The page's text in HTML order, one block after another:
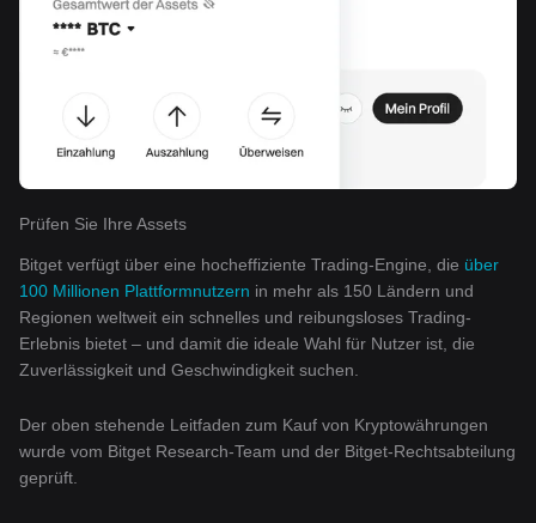
Prüfen Sie Ihre Assets
Bitget verfügt über eine hocheffiziente Trading-Engine, die über
100 Millionen Plattformnutzern in mehr als 150 Ländern und
Regionen weltweit ein schnelles und reibungsloses Trading-
Erlebnis bietet – und damit die ideale Wahl für Nutzer ist, die
Zuverlässigkeit und Geschwindigkeit suchen.
Der oben stehende Leitfaden zum Kauf von Kryptowährungen
wurde vom Bitget Research-Team und der Bitget-Rechtsabteilung
geprüft.